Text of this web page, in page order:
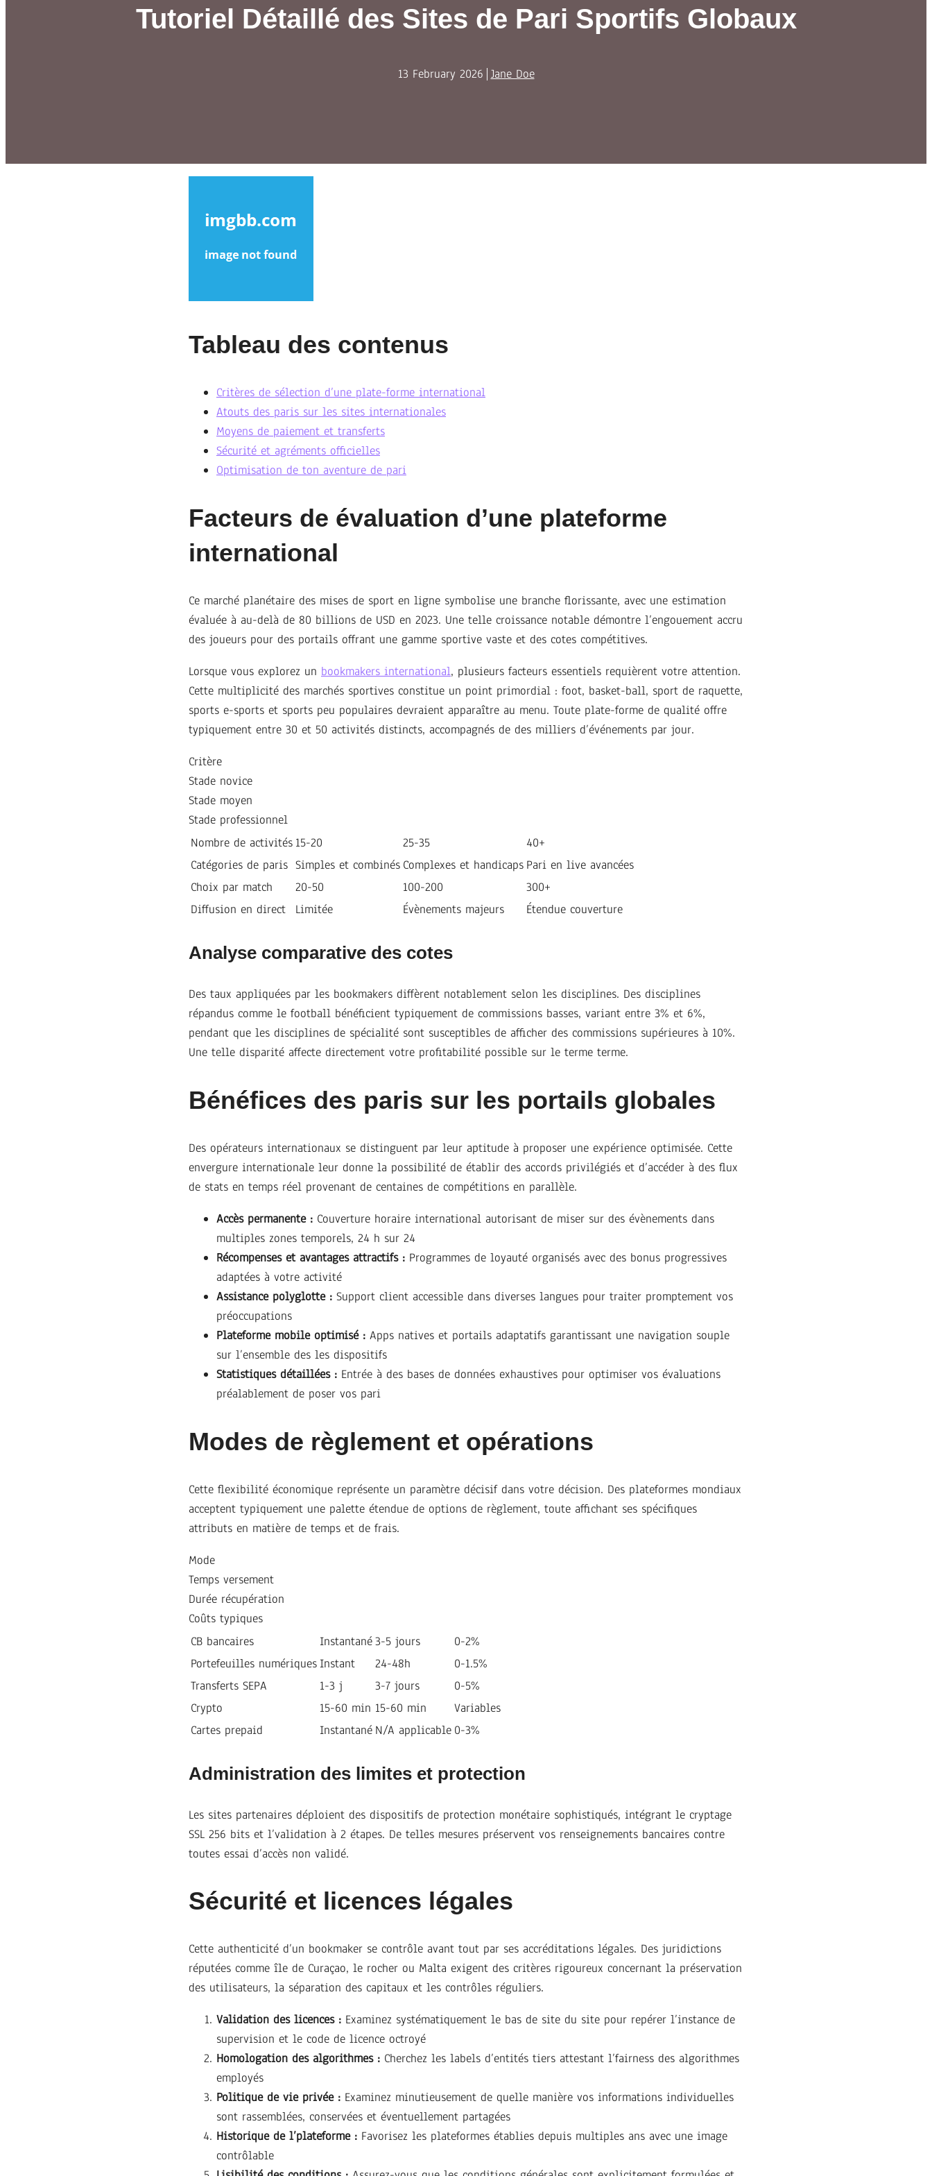
Tutoriel Détaillé des Sites de Pari Sportifs Globaux
13 February 2026 Jane Doe
Tableau des contenus
Critères de sélection d’une plate-forme international
Atouts des paris sur les sites internationales
Moyens de paiement et transferts
Sécurité et agréments officielles
Optimisation de ton aventure de pari
Facteurs de évaluation d’une plateforme
international
Ce marché planétaire des mises de sport en ligne symbolise une branche florissante, avec une estimation
évaluée à au-delà de 80 billions de USD en 2023. Une telle croissance notable démontre l’engouement accru
des joueurs pour des portails offrant une gamme sportive vaste et des cotes compétitives.
Lorsque vous explorez un bookmakers international, plusieurs facteurs essentiels requièrent votre attention.
Cette multiplicité des marchés sportives constitue un point primordial : foot, basket-ball, sport de raquette,
sports e-sports et sports peu populaires devraient apparaître au menu. Toute plate-forme de qualité offre
typiquement entre 30 et 50 activités distincts, accompagnés de des milliers d’événements par jour.
Critère
Stade novice
Stade moyen
Stade professionnel
Nombre de activités 15-20 25-35
40+
Catégories de paris Simples et combinés Complexes et handicaps Pari en live avancées
Choix par match
20-50 100-200
300+
Diffusion en direct
Limitée Évènements majeurs Étendue couverture
Analyse comparative des cotes
Des taux appliquées par les bookmakers diffèrent notablement selon les disciplines. Des disciplines
répandus comme le football bénéficient typiquement de commissions basses, variant entre 3% et 6%,
pendant que les disciplines de spécialité sont susceptibles de afficher des commissions supérieures à 10%.
Une telle disparité affecte directement votre profitabilité possible sur le terme terme.
Bénéfices des paris sur les portails globales
Des opérateurs internationaux se distinguent par leur aptitude à proposer une expérience optimisée. Cette
envergure internationale leur donne la possibilité de établir des accords privilégiés et d’accéder à des flux
de stats en temps réel provenant de centaines de compétitions en parallèle.
Accès permanente : Couverture horaire international autorisant de miser sur des évènements dans
multiples zones temporels, 24 h sur 24
Récompenses et avantages attractifs : Programmes de loyauté organisés avec des bonus progressives
adaptées à votre activité
Assistance polyglotte : Support client accessible dans diverses langues pour traiter promptement vos
préoccupations
Plateforme mobile optimisé : Apps natives et portails adaptatifs garantissant une navigation souple
sur l’ensemble des les dispositifs
Statistiques détaillées : Entrée à des bases de données exhaustives pour optimiser vos évaluations
préalablement de poser vos pari
Modes de règlement et opérations
Cette flexibilité économique représente un paramètre décisif dans votre décision. Des plateformes mondiaux
acceptent typiquement une palette étendue de options de règlement, toute affichant ses spécifiques
attributs en matière de temps et de frais.
Mode
Temps versement
Durée récupération
Coûts typiques
CB bancaires
Instantané3-5 jours
0-2%
Portefeuilles numériques Instant 24-48h
0-1.5%
Transferts SEPA
1-3 j 3-7 jours
0-5%
Crypto
15-60 min 15-60 min
Variables
Cartes prepaid
Instantané N/A applicable 0-3%
Administration des limites et protection
Les sites partenaires déploient des dispositifs de protection monétaire sophistiqués, intégrant le cryptage
SSL 256 bits et l’validation à 2 étapes. De telles mesures préservent vos renseignements bancaires contre
toutes essai d’accès non validé.
Sécurité et licences légales
Cette authenticité d’un bookmaker se contrôle avant tout par ses accréditations légales. Des juridictions
réputées comme île de Curaçao, le rocher ou Malta exigent des critères rigoureux concernant la préservation
des utilisateurs, la séparation des capitaux et les contrôles réguliers.
Validation des licences : Examinez systématiquement le bas de site du site pour repérer l’instance de
supervision et le code de licence octroyé
Homologation des algorithmes : Cherchez les labels d’entités tiers attestant l’fairness des algorithmes
employés
Politique de vie privée : Examinez minutieusement de quelle manière vos informations individuelles
sont rassemblées, conservées et éventuellement partagées
Historique de l’plateforme : Favorisez les plateformes établies depuis multiples ans avec une image
contrôlable